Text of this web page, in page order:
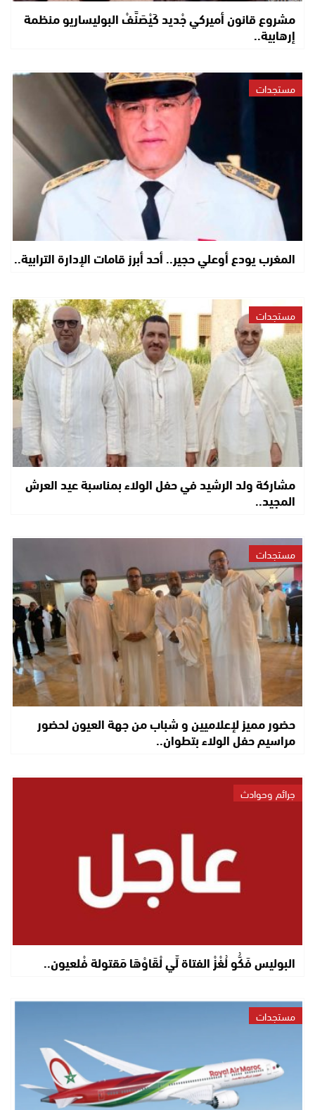
مشروع قانون أميركي جْديد كَيْصَنَّفْ البوليساريو منظمة
إرهابية..
مستجدات
المغرب يودع أوعلي حجير.. أحد أبرز قامات الإدارة الترابية..
مستجدات
مشاركة ولد الرشيد في حفل الولاء بمناسبة عيد العرش
المجيد..
مستجدات
حضور مميز لإعلاميين و شباب من جهة العيون لحضور
مراسيم حفل الولاء بتطوان..
جرائم وحوادث
البوليس فَكُّو لُغْزْ الفتاة لِّي لْقَاوْهَا مَقتولة فْلعيون..
مستجدات